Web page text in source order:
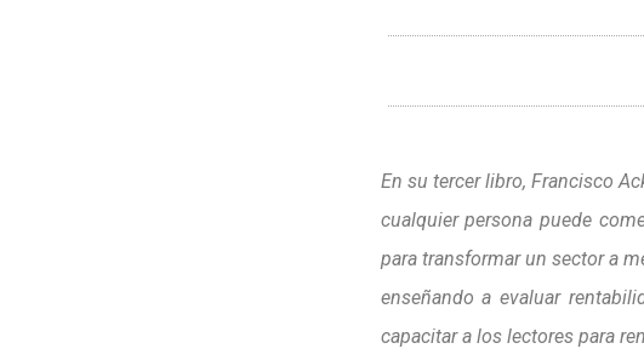
En su tercer libro, Francisco
cualquier persona puede
para transformar un sector a
enseñando a evaluar
capacitar a los lectores para